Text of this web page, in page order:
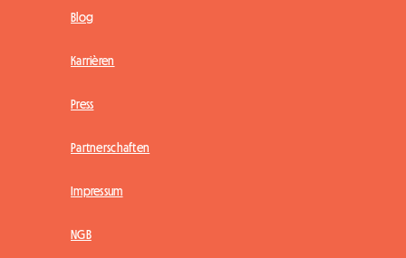
Blog
Karrièren
Press
Partnerschaften
Impressum
NGB